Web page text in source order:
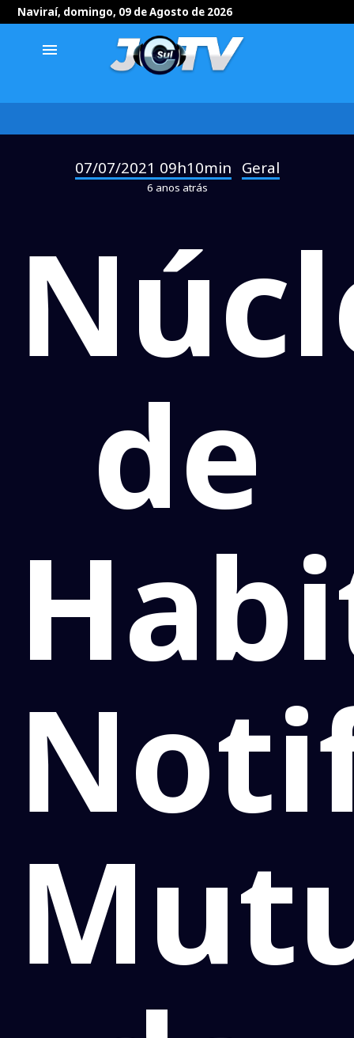
Naviraí, domingo, 09 de Agosto de 2026
menu
07/07/2021 09h10min Geral
6 anos atrás
de